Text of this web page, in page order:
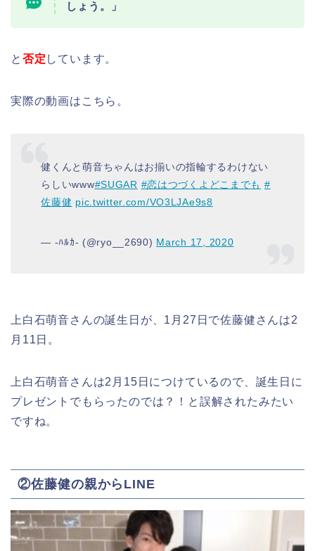
しょう。」
と 否定 しています。
実際の動画はこちら。
健くんと萌音ちゃんはお揃いの指輪するわけない
らしいwww#SUGAR #恋はつづくよどこまでも #
佐藤健 pic.twitter.com/VO3LJAe9s8
— -ﾊﾙｶ- (@ryo__2690) March 17, 2020
上白石萌音さんの誕生日が、1月27日で佐藤健さんは2
月11日。
上白石萌音さんは2月15日につけているので、誕生日に
プレゼントでもらったのでは？！と誤解されたみたい
ですね。
②佐藤健の親からLINE